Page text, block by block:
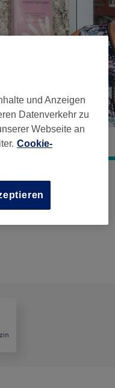
und Anzeigen
Datenverkehr zu
Webseite an
Cookie-